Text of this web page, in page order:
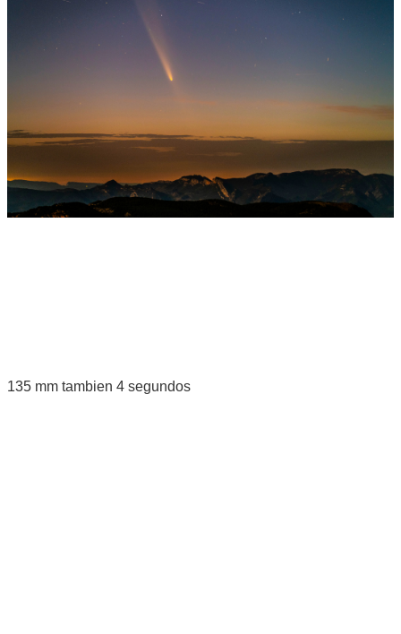
135 mm tambien 4 segundos